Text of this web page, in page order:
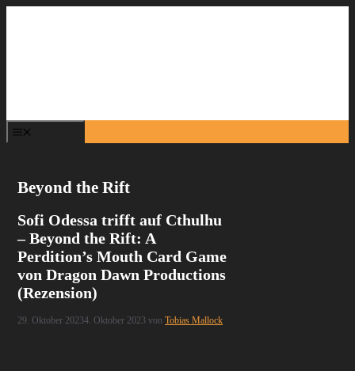
Beyond the Rift
Sofi Odessa trifft auf Cthulhu
– Beyond the Rift: A
Perdition’s Mouth Card Game
von Dragon Dawn Productions
(Rezension)
29. Oktober 20234. Oktober 2023 vonTobias Mallock